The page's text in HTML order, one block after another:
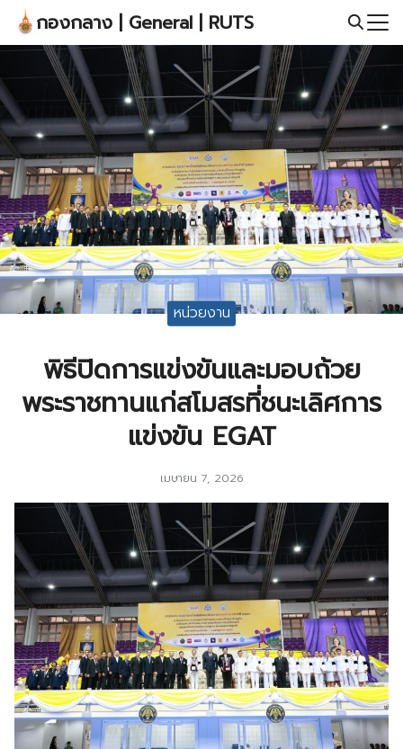
Skip
content
กองกลาง | General | RUTS
Search
หน่วยงาน
พิธีปิดการแข่งขันและมอบถ้วย
พระราชทานแก่สโมสรที่ชนะเลิศการ
แข่งขัน EGAT
เมษายน 7, 2026